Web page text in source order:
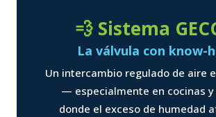
💨 Sistema
La válvula con know-
Un intercambio regulado de aire
— especialmente en cocinas y
donde el exceso de humedad